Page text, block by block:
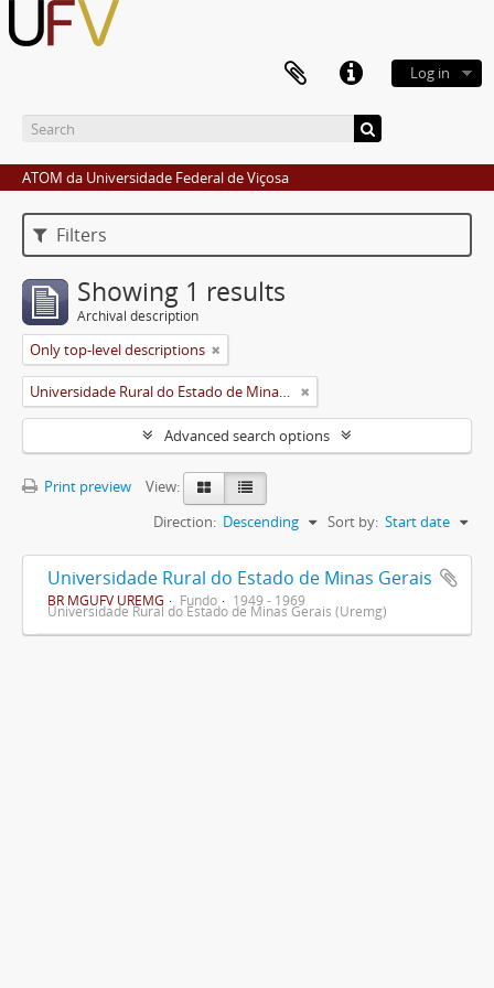
Log in
ATOM da Universidade Federal de Viçosa
Filters
Showing 1 results
Archival description
Only top-level descriptions
Universidade Rural do Estado de Minas Gerais (Uremg)
Advanced search options
Print preview
View:
Sort by: Start date
Direction: Descending
Universidade Rural do Estado de Minas Gerais
BR MGUFV UREMG Fundo 1949 - 1969
Universidade Rural do Estado de Minas Gerais (Uremg)